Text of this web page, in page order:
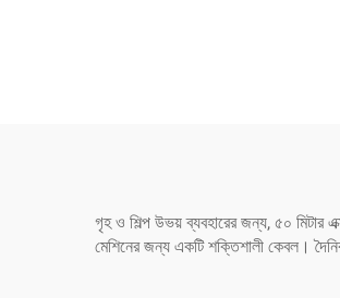
গৃহ ও শিল্প উভয় ব্যবহারের জন্য, ৫০ মিটার
মেশিনের জন্য একটি শক্তিশালী কেবল।